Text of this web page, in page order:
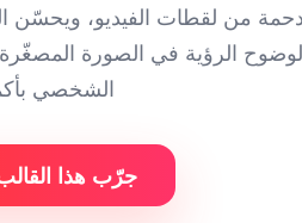
لوضوح الرؤية في الصورة
الشخصي
جرّب هذا